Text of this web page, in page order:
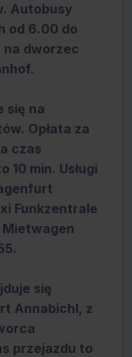
Autobusy
od 6.00 do
na dworzec
się na
Opłata za
czas
min. Usługi
Funkzentrale
Mietwagen
się
Annabichl, z
przejazdu to